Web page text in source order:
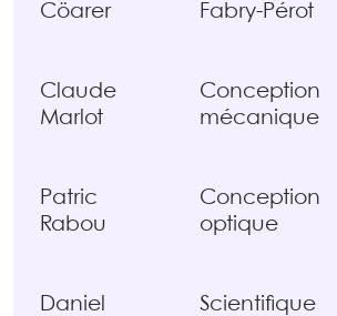
Cöarer
Fabry-Pérot
Claude
Marlot
Conception
mécanique
Patric
Rabou
Conception
optique
Daniel
Scientifique